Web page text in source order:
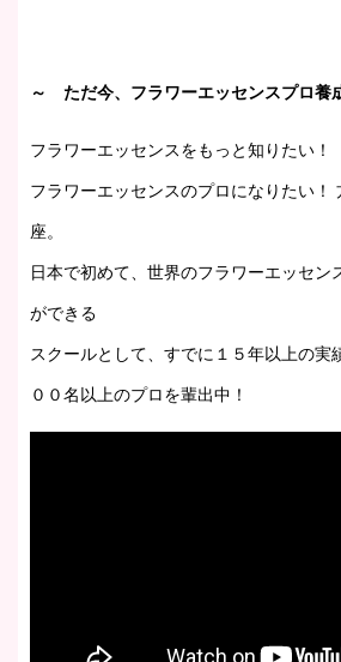
～ ただ今、フラワーエッセンスプロ
フラワーエッセンスをもっと知りたい！
フラワーエッセンスのプロになりたい！
座。
日本で初めて、世界のフラワーエッセン
ができる
スクールとして、すでに１５年以上の実
００名以上のプロを輩出中！